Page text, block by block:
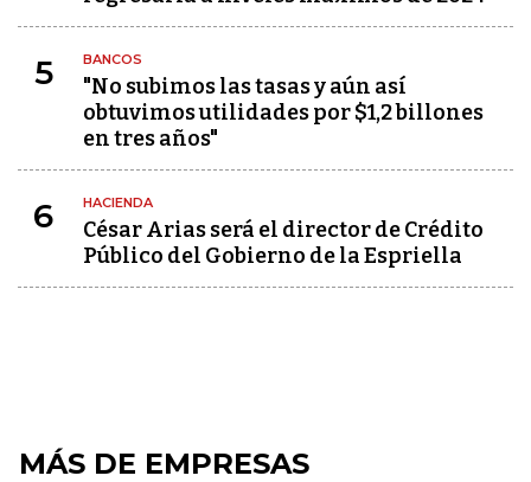
5 BANCOS
"No subimos las tasas y aún así
obtuvimos utilidades por $1,2 billones
en tres años"
6 HACIENDA
César Arias será el director de Crédito
Público del Gobierno de la Espriella
MÁS DE EMPRESAS